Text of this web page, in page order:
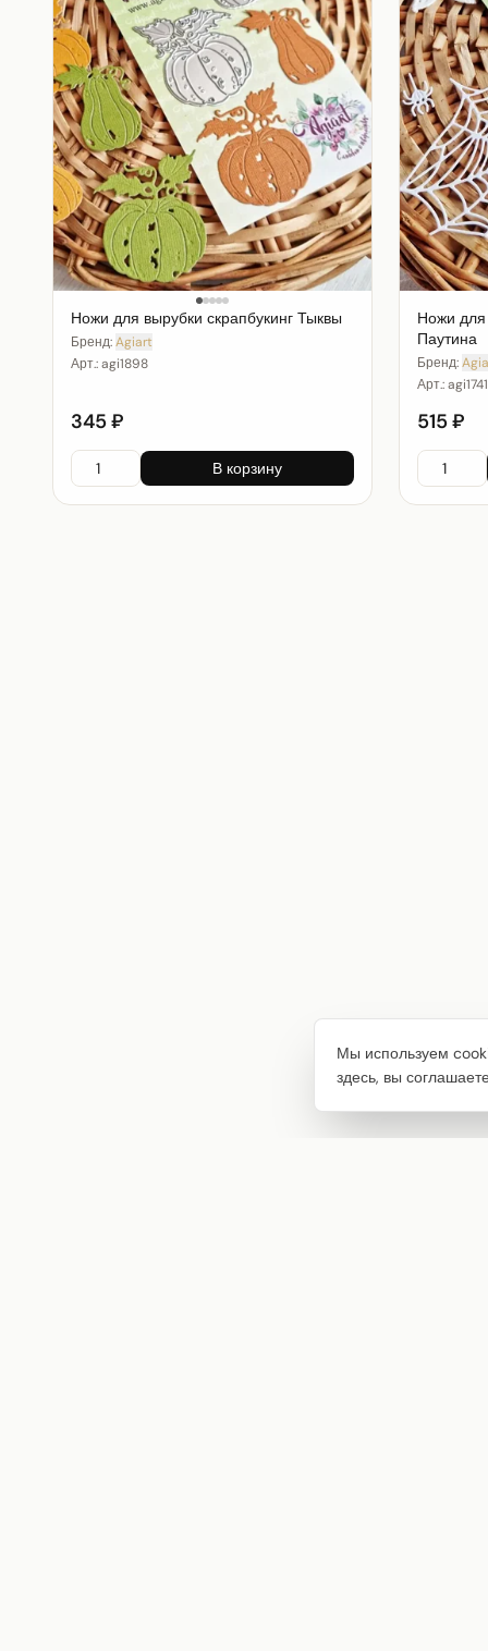
Ножи для вырубки скрапбукинг Тыквы
Бренд:Agiart
Арт.:agi1898
345 ₽
В корзину
Ножи для
Паутина
Бренд:
Арт.:agi1741
515 ₽
Мы используем
здесь, вы